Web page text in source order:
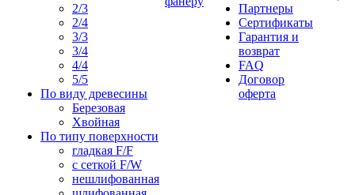
2/3
2/4
3/3
3/4
4/4
5/5
По виду древесины
Березовая
Хвойная
По типу поверхности
гладкая F/F
с сеткой F/W
нешлифованная
Партнеры
Сертификаты
Гарантия и
возврат
FAQ
Договор
оферта